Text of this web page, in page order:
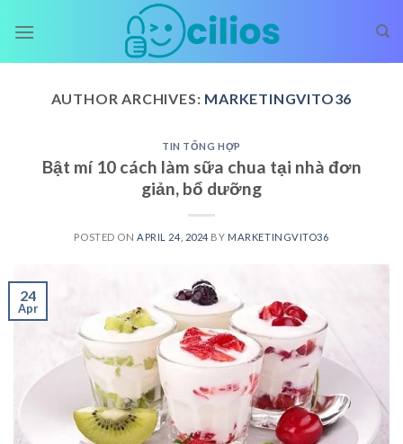
AUTHOR ARCHIVES: MARKETINGVITO36
TIN TỔNG HỢP
Bật mí 10 cách làm sữa chua tại nhà đơn
giản, bổ dưỡng
POSTED ON APRIL 24, 2024 BY MARKETINGVITO36
24
Apr